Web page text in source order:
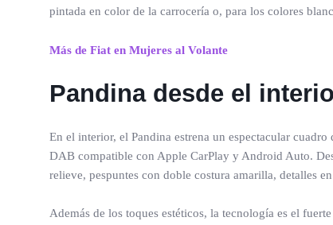
pintada en color de la carrocería o, para los colores
Más de Fiat en Mujeres al Volante
Pandina desde el
En el interior, el Pandina estrena un espectacular
DAB compatible con Apple CarPlay y Android Auto.
relieve, pespuntes con doble costura amarilla, detalles
Además de los toques estéticos, la tecnología es el